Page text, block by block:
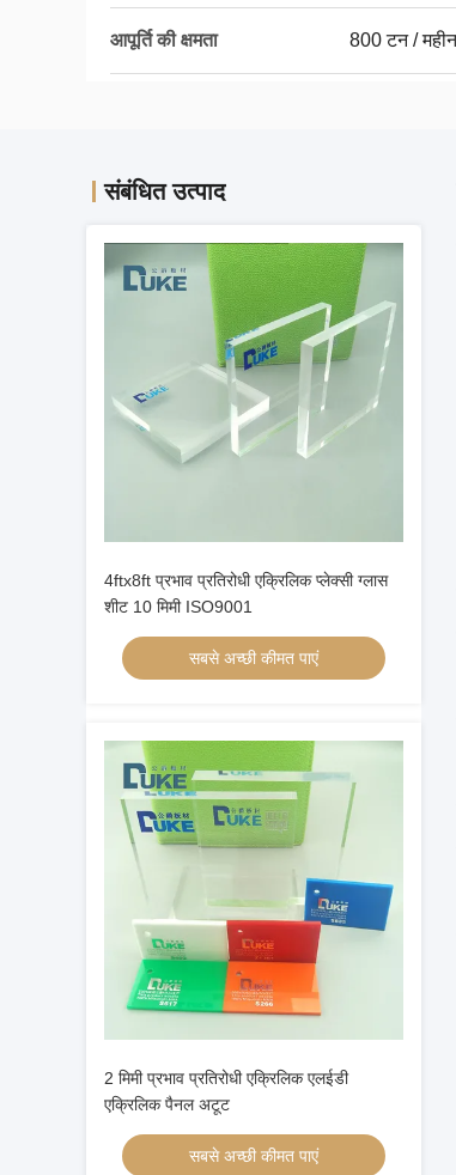
आपूर्ति की क्षमता 800 टन /
संबंधित उत्पाद
4ftx8ft प्रभाव प्रतिरोधी एक्रिलिक प्लेक्सी ग्लास
शीट 10 मिमी ISO9001
सबसे अच्छी कीमत पाएं
2 मिमी प्रभाव प्रतिरोधी एक्रिलिक एलईडी
एक्रिलिक पैनल अटूट
सबसे अच्छी कीमत पाएं